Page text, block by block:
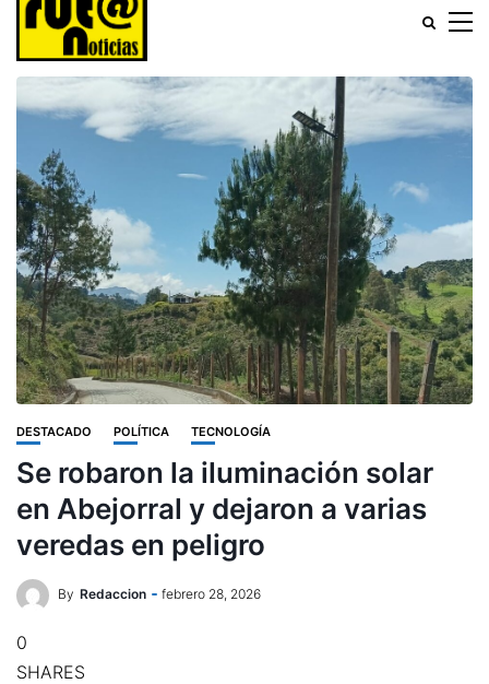
DESTACADO POLÍTICA TECNOLOGÍA
Se robaron la iluminación solar
en Abejorral y dejaron a varias
veredas en peligro
By Redaccion febrero 28, 2026
0
SHARES